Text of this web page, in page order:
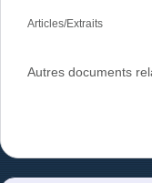
Articles/Extraits
Autres documents